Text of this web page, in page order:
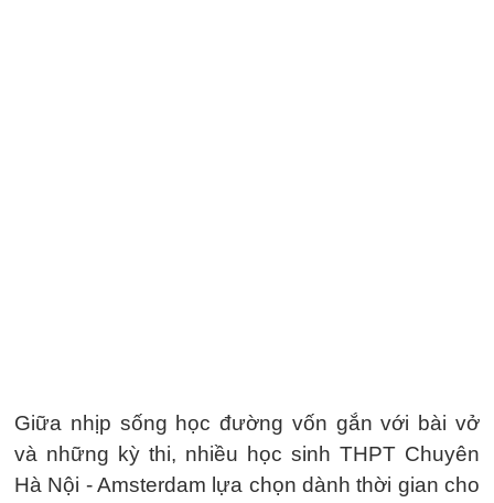
Giữa nhịp sống học đường vốn gắn với bài vở
và những kỳ thi, nhiều học sinh THPT Chuyên
Hà Nội - Amsterdam lựa chọn dành thời gian cho